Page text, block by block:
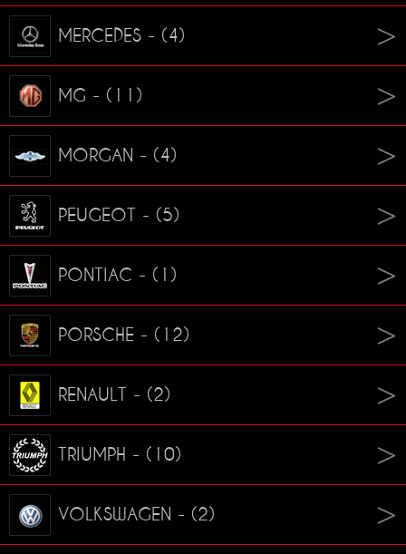
MERCEDES - (4)
MG - (11)
MORGAN - (4)
PEUGEOT - (5)
PONTIAC - (1)
PORSCHE - (12)
RENAULT - (2)
TRIUMPH - (10)
VOLKSWAGEN - (2)